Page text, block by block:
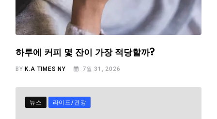
하루에 커피 몇 잔이 가장 적당할까?
BYK.A TIMES NY 7월 31, 2026
뉴스 라이프/건강